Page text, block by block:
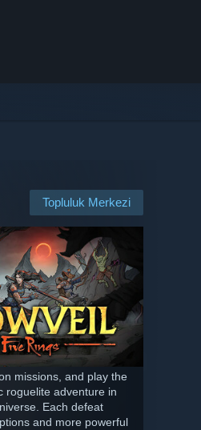
Topluluk Merkezi
missions, and play the
roguelite adventure in
Each defeat
and more powerful